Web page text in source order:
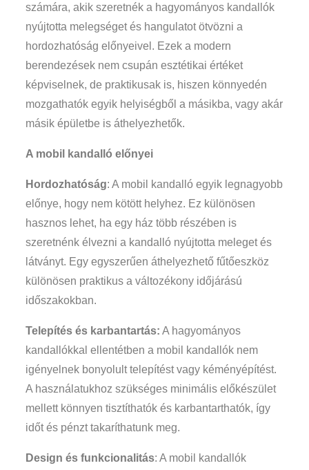
számára, akik szeretnék a hagyományos kandallók
nyújtotta melegséget és hangulatot ötvözni a
hordozhatóság előnyeivel. Ezek a modern
berendezések nem csupán esztétikai értéket
képviselnek, de praktikusak is, hiszen könnyedén
mozgathatók egyik helyiségből a másikba, vagy akár
másik épületbe is áthelyezhetők.
A mobil kandalló előnyei
Hordozhatóság: A mobil kandalló egyik legnagyobb
előnye, hogy nem kötött helyhez. Ez különösen
hasznos lehet, ha egy ház több részében is
szeretnénk élvezni a kandalló nyújtotta meleget és
látványt. Egy egyszerűen áthelyezhető fűtőeszköz
különösen praktikus a változékony időjárású
időszakokban.
Telepítés és karbantartás: A hagyományos
kandallókkal ellentétben a mobil kandallók nem
igényelnek bonyolult telepítést vagy kéményépítést.
A használatukhoz szükséges minimális előkészület
mellett könnyen tisztíthatók és karbantarthatók, így
időt és pénzt takaríthatunk meg.
Design és funkcionalitás: A mobil kandallók